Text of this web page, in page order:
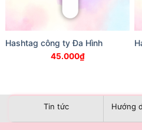
Hashtag công ty Đa Hình
45.000₫
Tin tức Hướng